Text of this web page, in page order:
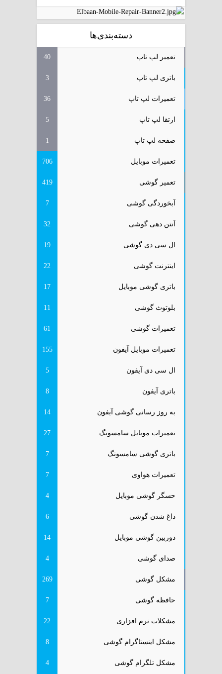
دسته‌بندی‌ها
تعمیر لپ تاپ 40
باتری لپ تاپ 3
تعمیرات لپ تاپ 36
ارتقا لپ تاپ 5
صفحه لپ تاپ 1
تعمیرات موبایل 706
تعمیر گوشی 419
آبخوردگی گوشی 7
آنتن دهی گوشی 32
ال سی دی گوشی 19
اینترنت گوشی 22
باتری گوشی موبایل 17
بلوتوث گوشی 11
تعمیرات گوشی 61
تعمیرات موبایل آیفون 155
ال سی دی آیفون 5
باتری آیفون 8
به روز رسانی گوشی آیفون 14
تعمیرات موبایل سامسونگ 27
باتری گوشی سامسونگ 7
تعمیرات هواوی 7
حسگر گوشی موبایل 4
داغ شدن گوشی 6
دوربین گوشی موبایل 14
صدای گوشی 4
مشکل گوشی 269
حافظه گوشی 7
مشکلات نرم افزاری 22
مشکل اینستاگرام گوشی 8
مشکل تلگرام گوشی 4